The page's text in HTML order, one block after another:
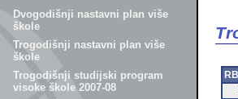
Dvogodišnji nastavni plan više
škole
Trogodišnji nastavni plan više
škole
Trogodišnji studijski program
visoke škole 2007-08